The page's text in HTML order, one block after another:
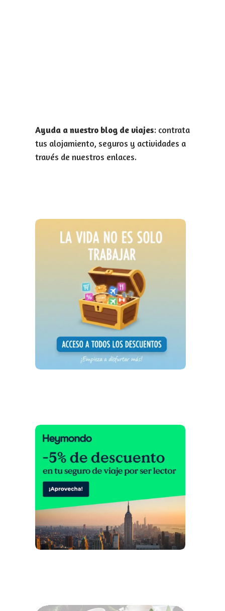
Ayuda a nuestro blog de viajes: contrata
tus alojamiento, seguros y actividades a
través de nuestros enlaces.